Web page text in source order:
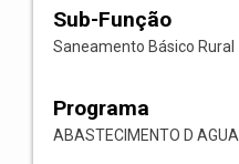
Sub-Função
Saneamento Básico Rural
Programa
ABASTECIMENTO D AGUA